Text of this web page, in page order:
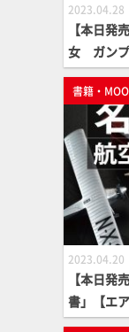
2023.04.28
【本日発
女 ガンプ
o】
書籍・
2023.04.20
【本日発
書」【エ